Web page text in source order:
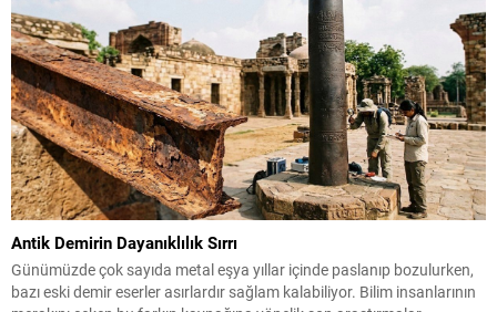
Antik Demirin Dayanıklılık Sırrı
Günümüzde çok sayıda metal eşya yıllar içinde paslanıp bozulurken,
bazı eski demir eserler asırlardır sağlam kalabiliyor. Bilim insanlarının